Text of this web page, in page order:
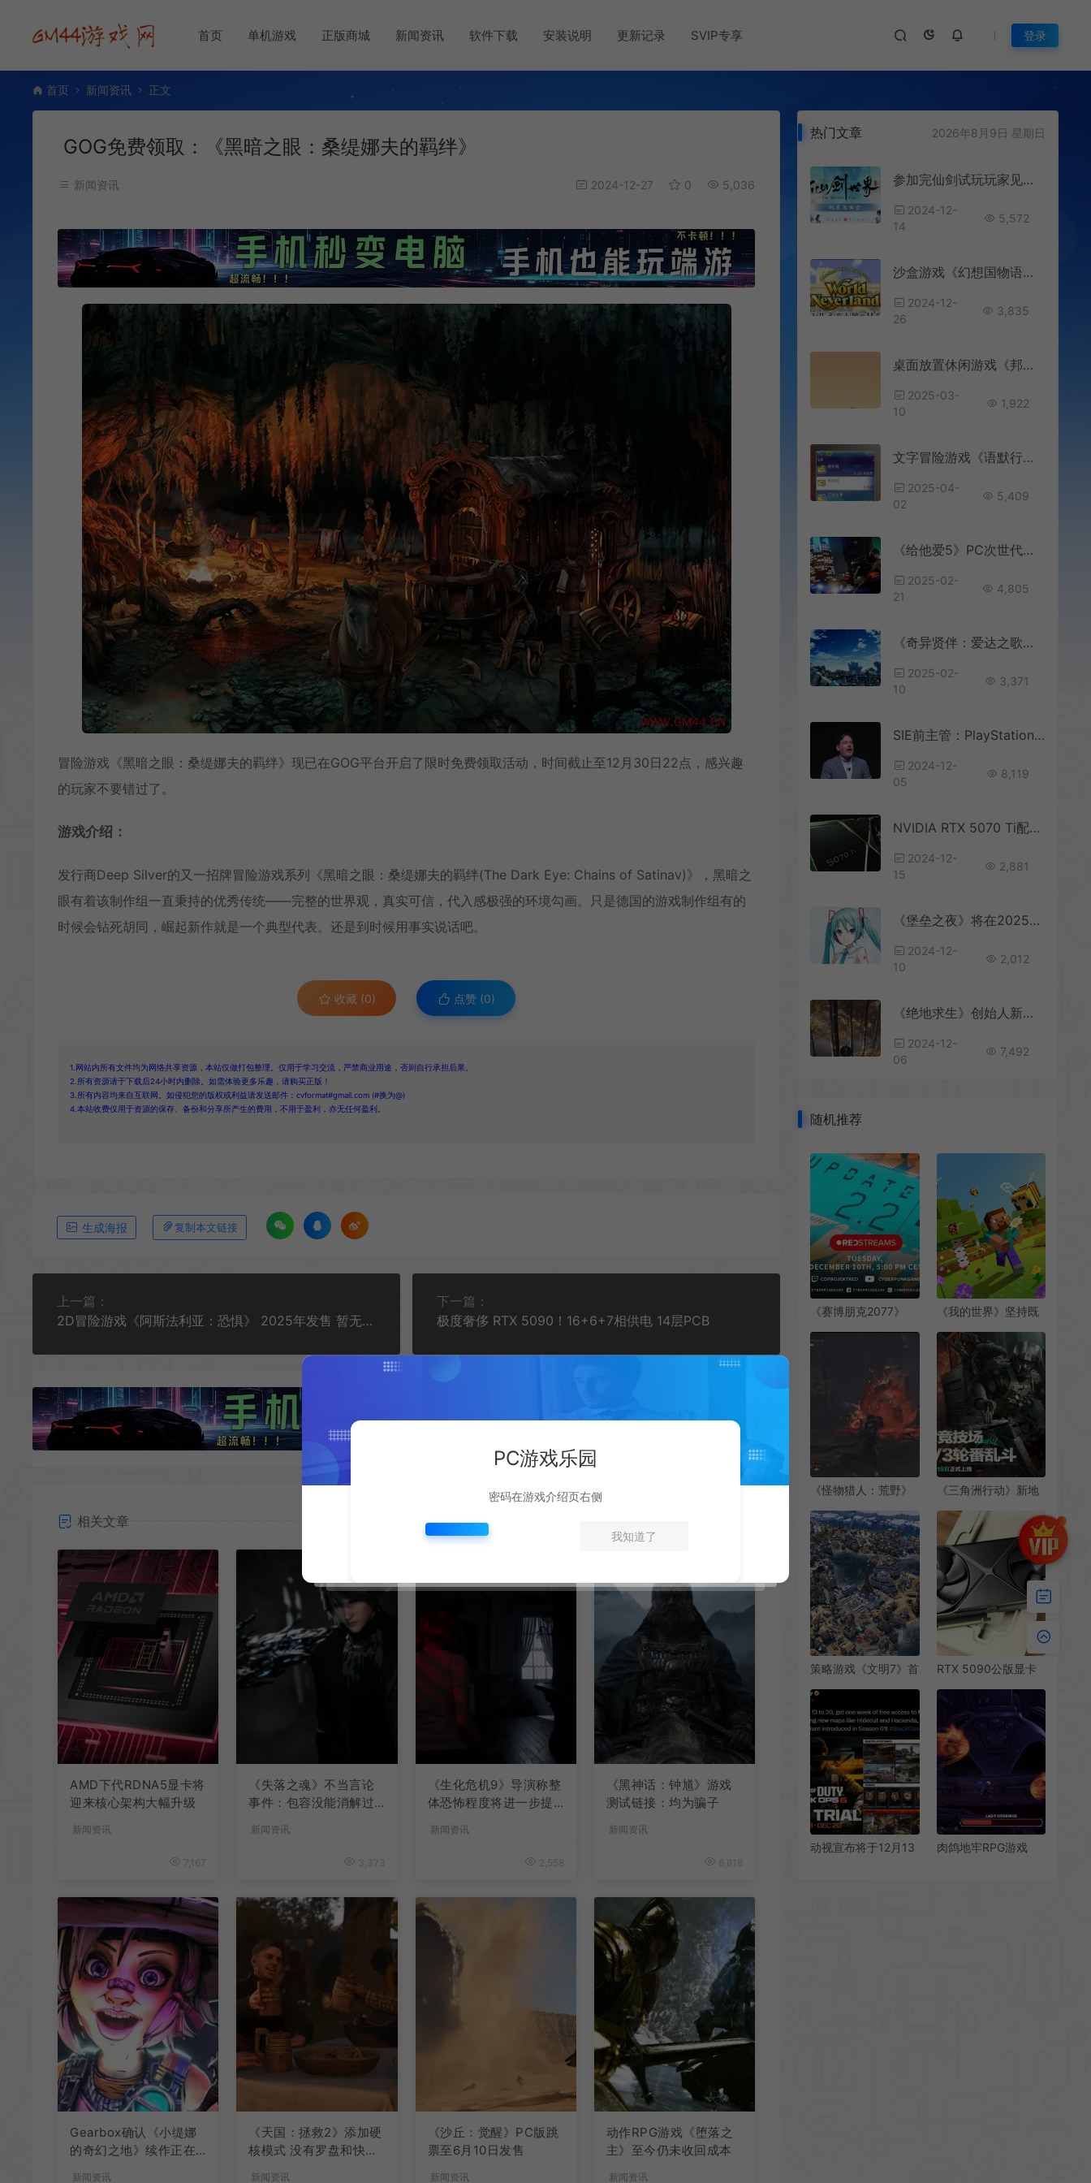
首页 单机游戏 正版商城 新闻资讯 软件下载 安装说明 更新记录 SVIP专享 登录
首页 新闻资讯 正文
GOG免费领取：《黑暗之眼：桑缇娜夫的羁绊》
新闻资讯 2024-12-27 0 5,036
冒险游戏《黑暗之眼：桑缇娜夫的羁绊》现已在GOG平台开启了限时免费领取活动，时间截止至12月30日22点，感兴趣
的玩家不要错过了。
游戏介绍：
发行商Deep Silver的又一招牌冒险游戏系列《黑暗之眼：桑缇娜夫的羁绊(The Dark Eye: Chains of Satinav)》，黑暗之
眼有着该制作组一直秉持的优秀传统——完整的世界观，真实可信，代入感极强的环境勾画。只是德国的游戏制作组有的
时候会钻死胡同，崛起新作就是一个典型代表。还是到时候用事实说话吧。
收藏 (0) 点赞 (0)
1.网站内所有文件均为网络共享资源，本站仅做打包整理。仅用于学习交流，严禁商业用途，否则自行承担后果。
2.所有资源请于下载后24小时内删除。如需体验更多乐趣，请购买正版！
3.所有内容均来自互联网。如侵犯您的版权或利益请发送邮件：cvformat#gmail.com (#换为@)
4.本站收费仅用于资源的保存、备份和分享所产生的费用，不用于盈利，亦无任何盈利。
生成海报 复制本文链接
上一篇：
2D冒险游戏《阿斯法利亚：恐惧》 2025年发售 暂无中文
下一篇：
极度奢侈 RTX 5090！16+6+7相供电 14层PCB
相关文章
AMD下代RDNA5显卡将
迎来核心架构大幅升级
新闻资讯
7,167
《失落之魂》不当言论
事件：包容没能消解过
新闻资讯
3,373
《生化危机9》导演称整
体恐怖程度将进一步提
新闻资讯
2,558
《黑神话：钟馗》游戏
测试链接：均为骗子
新闻资讯
6,818
Gearbox确认《小缇娜
的奇幻之地》续作正在
新闻资讯
《天国：拯救2》添加硬
核模式 没有罗盘和快速
新闻资讯
《沙丘：觉醒》PC版跳
票至6月10日发售
新闻资讯
动作RPG游戏《堕落之
主》至今仍未收回成本
新闻资讯
热门文章 2026年8月9日 星期日
参加完仙剑试玩玩家见面会，我久违地重燃了少侠梦
2024-12-
14
5,572
沙盒游戏《幻想国物语》Steam版2025年正式推出
2024-12-
26
3,835
桌面放置休闲游戏《邦戈猫》已在Steam正式推出
2025-03-
10
1,922
文字冒险游戏《语默行间》Steam页面上线
2025-04-
02
5,409
《给他爱5》PC次世代版3月4日上线
2025-02-
21
4,805
《奇异贤伴：爱达之歌》热修更新上线 修复恶意玩法
2025-02-
10
3,371
SIE前主管：PlayStation游戏移植到Xbox并不值得
2024-12-
05
8,119
NVIDIA RTX 5070 Ti配备16GB GDDR7显存
2024-12-
15
2,881
《堡垒之夜》将在2025年联动初音未来
2024-12-
10
2,012
《绝地求生》创始人新作《Prologue: Go Wayback》 超逼真自然环境
2024-12-
06
7,492
随机推荐
《赛博朋克2077》
日凌晨公布
《我的世界》坚持既
费
《怪物猎人：荒野》
龙和赫猿兽
《三角洲行动》新地
赛季实机演示
策略游戏《文明7》首
新内容
RTX 5090公版显卡
动视宣布将于12月13
肉鸽地牢RPG游戏
PC游戏乐园
密码在游戏介绍页右侧
我知道了